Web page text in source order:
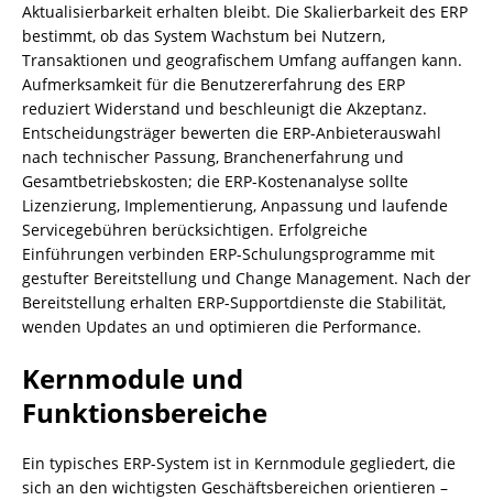
Aktualisierbarkeit erhalten bleibt. Die Skalierbarkeit des ERP
bestimmt, ob das System Wachstum bei Nutzern,
Transaktionen und geografischem Umfang auffangen kann.
Aufmerksamkeit für die Benutzererfahrung des ERP
reduziert Widerstand und beschleunigt die Akzeptanz.
Entscheidungsträger bewerten die ERP-Anbieterauswahl
nach technischer Passung, Branchenerfahrung und
Gesamtbetriebskosten; die ERP-Kostenanalyse sollte
Lizenzierung, Implementierung, Anpassung und laufende
Servicegebühren berücksichtigen. Erfolgreiche
Einführungen verbinden ERP-Schulungsprogramme mit
gestufter Bereitstellung und Change Management. Nach der
Bereitstellung erhalten ERP-Supportdienste die Stabilität,
wenden Updates an und optimieren die Performance.
Kernmodule und
Funktionsbereiche
Ein typisches ERP-System ist in Kernmodule gegliedert, die
sich an den wichtigsten Geschäftsbereichen orientieren –